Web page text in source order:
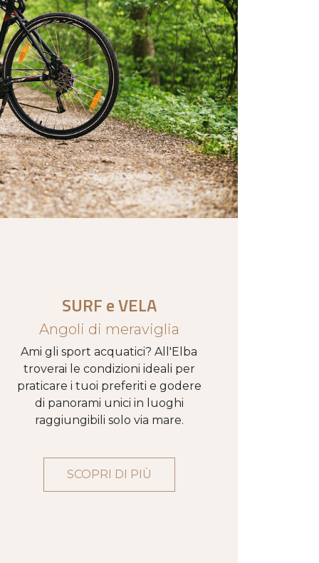
SURF e VELA
Angoli di meraviglia
Ami gli sport acquatici? All'Elba
troverai le condizioni ideali per
praticare i tuoi preferiti e godere
di panorami unici in luoghi
raggiungibili solo via mare.
SCOPRI DI PIÙ